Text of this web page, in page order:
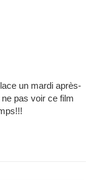
un mardi après-
pas voir ce film